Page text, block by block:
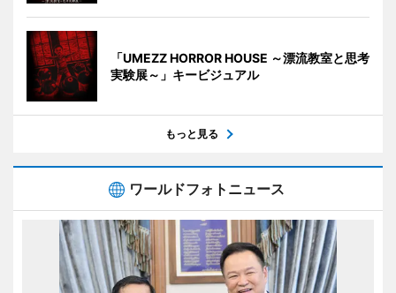
「UMEZZ HORROR HOUSE ～漂流教室と思考
実験展～」キービジュアル
もっと見る
ワールドフォトニュース